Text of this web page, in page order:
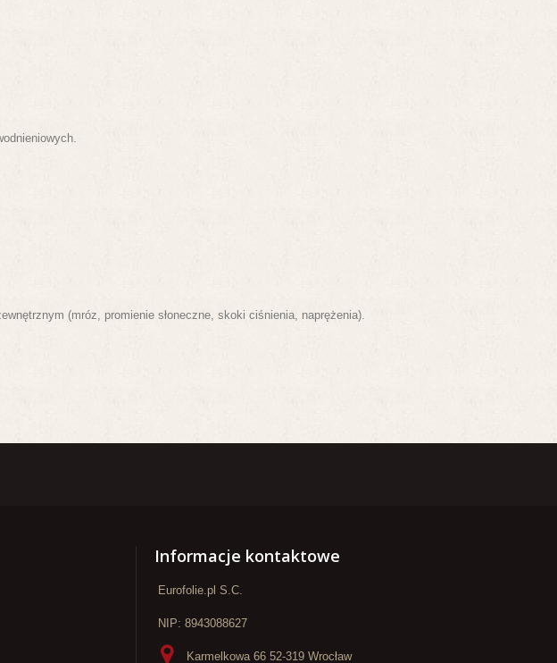
(mróz, promienie słoneczne, skoki ciśnienia, naprężenia).
Informacje kontaktowe
Eurofolie.pl S.C.
NIP: 8943088627
Karmelkowa 66 52-319 Wrocław